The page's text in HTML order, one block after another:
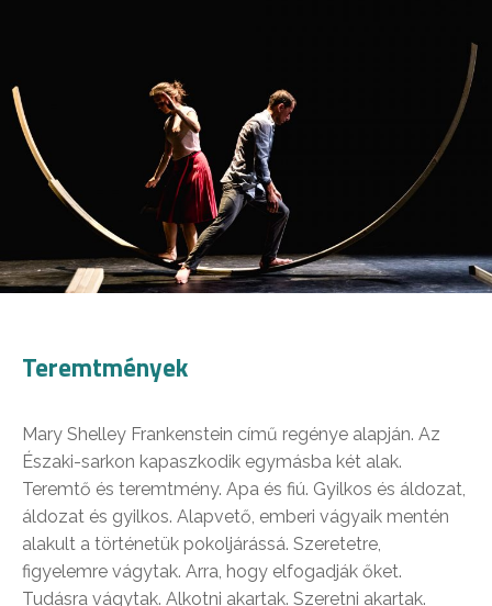
Teremtmények
Mary Shelley Frankenstein című regénye alapján. Az
Északi-sarkon kapaszkodik egymásba két alak.
Teremtő és teremtmény. Apa és fiú. Gyilkos és áldozat,
áldozat és gyilkos. Alapvető, emberi vágyaik mentén
alakult a történetük pokoljárássá. Szeretetre,
figyelemre vágytak. Arra, hogy elfogadják őket.
Tudásra vágytak. Alkotni akartak. Szeretni akartak.